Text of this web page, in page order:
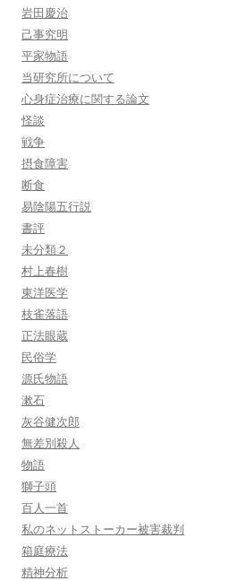
岩田慶治
己事究明
平家物語
当研究所について
心身症治療に関する論文
怪談
戦争
摂食障害
断食
易陰陽五行説
書評
未分類２
村上春樹
東洋医学
枝雀落語
正法眼蔵
民俗学
源氏物語
漱石
灰谷健次郎
無差別殺人
物語
獅子頭
百人一首
私のネットストーカー被害裁判
箱庭療法
精神分析